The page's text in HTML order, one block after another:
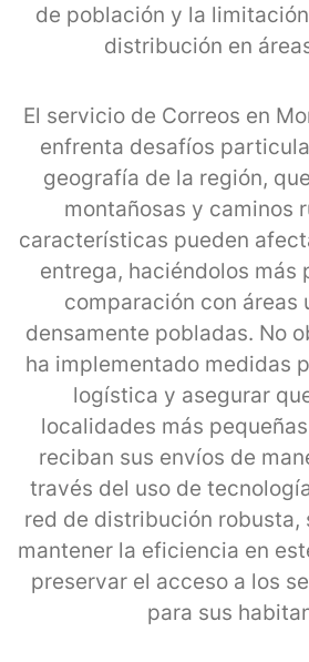
de población y la
distribución en
El servicio de Correos en
enfrenta desafíos
geografía de la región,
montañosas y caminos
características pueden
entrega, haciéndolos más
comparación con áreas
densamente pobladas. No
ha implementado medidas
logística y asegurar
localidades más
reciban sus envíos de
través del uso de
red de distribución robusta,
mantener la eficiencia en
preservar el acceso a los
para sus